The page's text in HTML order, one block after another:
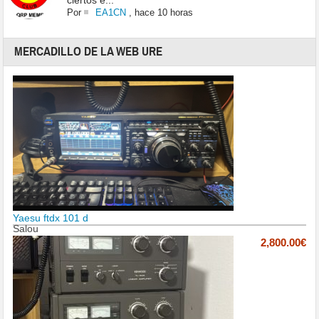
Por EA1CN , hace 10 horas
MERCADILLO DE LA WEB URE
Yaesu ftdx 101 d
Salou
2,800.00€